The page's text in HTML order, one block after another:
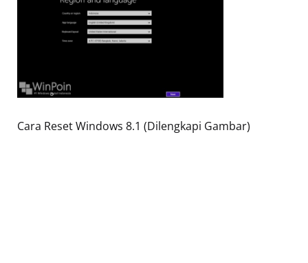
Cara Reset Windows 8.1 (Dilengkapi Gambar)